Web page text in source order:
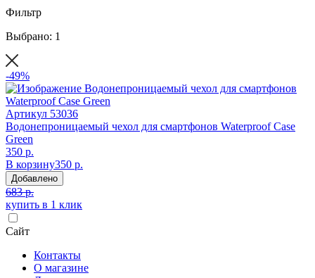
Фильтр
Выбрано: 1
-49%
Артикул 53036
Водонепроницаемый чехол для смартфонов Waterproof Case
Green
350 р.
В корзину350 р.
Добавлено
683 р.
купить в 1 клик
Сайт
Контакты
О магазине